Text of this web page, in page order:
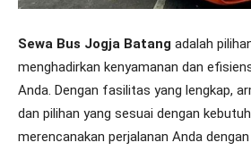
Sewa Bus Jogja Batang adalah
menghadirkan kenyamanan dan
Anda. Dengan fasilitas yang lengkap,
dan pilihan yang sesuai dengan
merencanakan perjalanan Anda